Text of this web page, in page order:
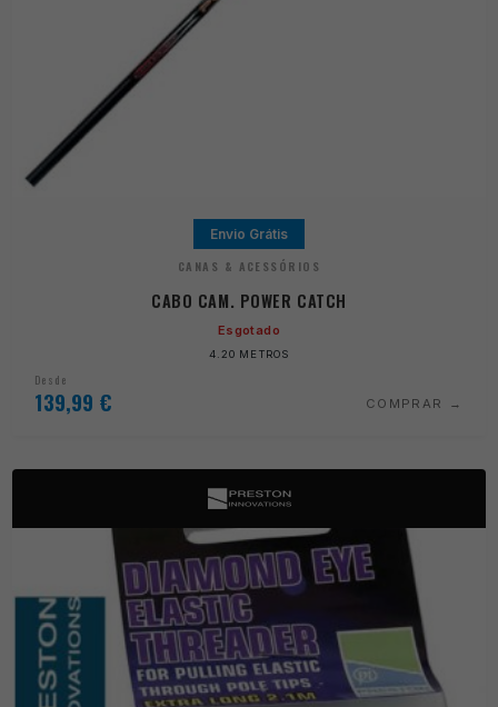
Envio Grátis
CANAS & ACESSÓRIOS
CABO CAM. POWER CATCH
Esgotado
4.20 METROS
Desde
139,99 € COMPRAR